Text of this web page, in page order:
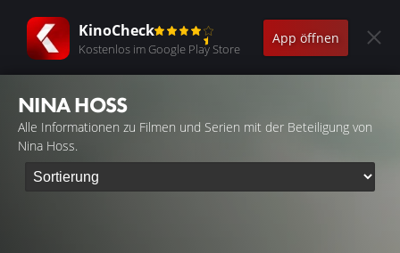
KinoCheck
Kostenlos im Google Play Store
App öffnen
NINA HOSS
Alle Informationen zu Filmen und Serien mit der Beteiligung von
Nina Hoss.